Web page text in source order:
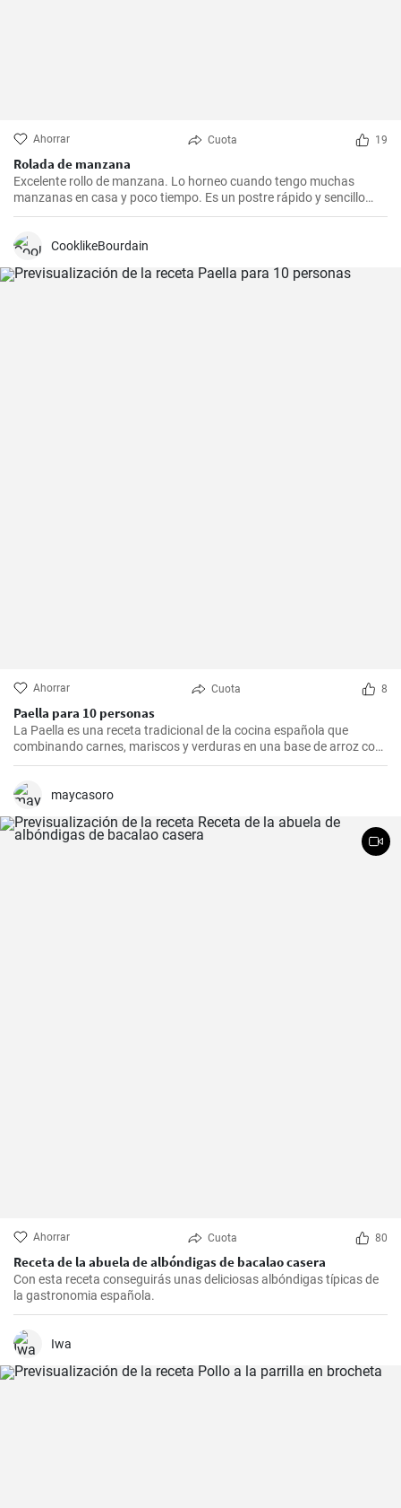
Ahorrar Cuota 19
Rolada de manzana
Excelente rollo de manzana. Lo horneo cuando tengo muchas
manzanas en casa y poco tiempo. Es un postre rápido y sencillo
que siempre agrada.
CooklikeBourdain
Ahorrar Cuota 8
Paella para 10 personas
La Paella es una receta tradicional de la cocina española que
combinando carnes, mariscos y verduras en una base de arroz con
una mezcla de especias, ofrece una experiencia culinaria llena de
forma de hacer la paella, esta receta se acerca a la versión más
clásica, la valenciana.
maycasoro
Ahorrar Cuota 80
Receta de la abuela de albóndigas de bacalao casera
Con esta receta conseguirás unas deliciosas albóndigas típicas de
la gastronomia española.
Iwa